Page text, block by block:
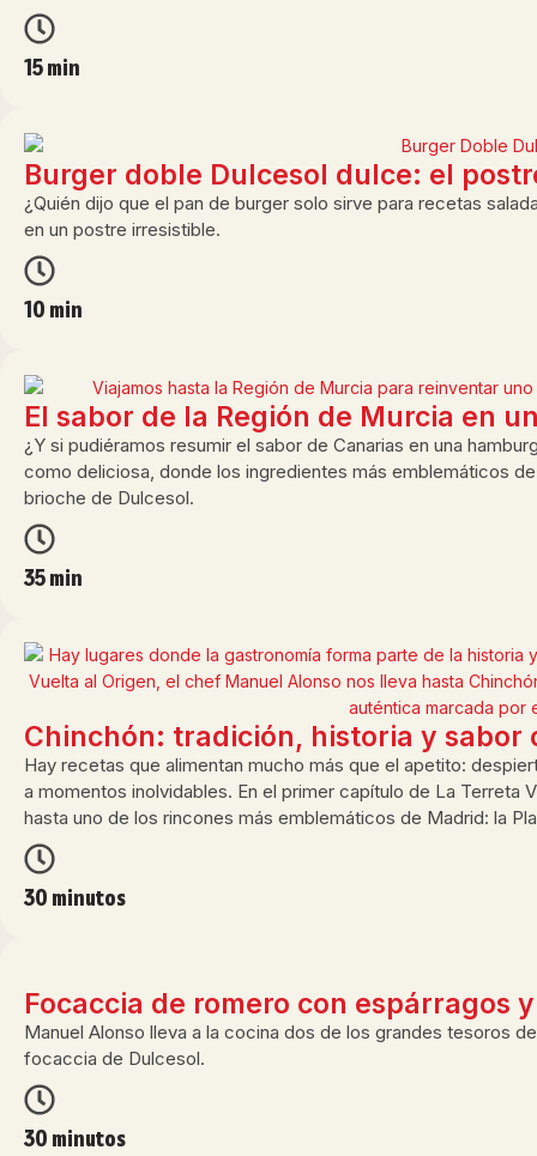
15 min
Burger doble Dulcesol dulce: el
¿Quién dijo que el pan de burger solo sirve para recetas
en un postre irresistible.
10 min
El sabor de la Región de Murcia en
¿Y si pudiéramos resumir el sabor de Canarias en una
como deliciosa, donde los ingredientes más emblemáticos
brioche de Dulcesol.
35 min
Chinchón: tradición, historia y
Hay recetas que alimentan mucho más que el apetito:
a momentos inolvidables. En el primer capítulo de La Terreta
hasta uno de los rincones más emblemáticos de Madrid: la
30 minutos
Focaccia de romero con espárragos
Manuel Alonso lleva a la cocina dos de los grandes tesoros
focaccia de Dulcesol.
30 minutos